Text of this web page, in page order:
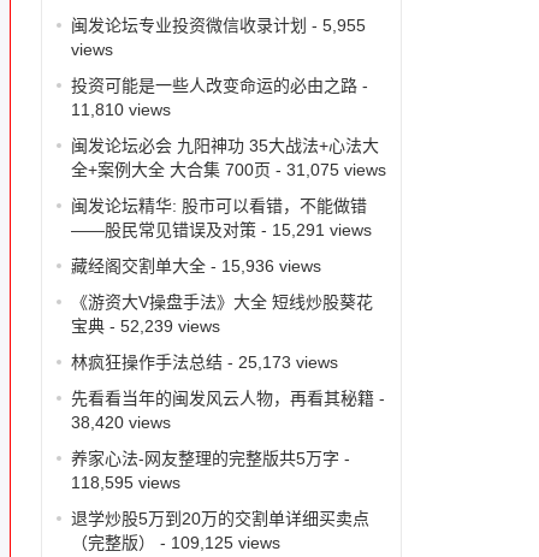
闽发论坛专业投资微信收录计划 - 5,955
views
投资可能是一些人改变命运的必由之路-
11,810 views
闽发论坛必会 九阳神功 35大战法+心法大
全+案例大全 大合集 700页 - 31,075 views
闽发论坛精华: 股市可以看错，不能做错
——股民常见错误及对策- 15,291 views
藏经阁交割单大全- 15,936 views
《游资大V操盘手法》大全 短线炒股葵花
宝典- 52,239 views
林疯狂操作手法总结- 25,173 views
先看看当年的闽发风云人物，再看其秘籍-
38,420 views
养家心法-网友整理的完整版共5万字 -
118,595 views
退学炒股5万到20万的交割单详细买卖点
（完整版）
- 109,125 views